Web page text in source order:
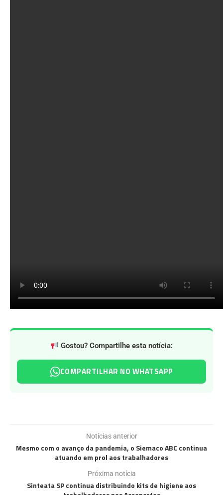
Gostou? Compartilhe esta notícia:
COMPARTILHAR NO WHATSAPP
Notícias anterior
Mesmo com o avanço da pandemia, o Siemaco ABC continua
atuando em prol aos trabalhadores
Próxima notícia
Sinteata SP continua distribuindo kits de higiene aos